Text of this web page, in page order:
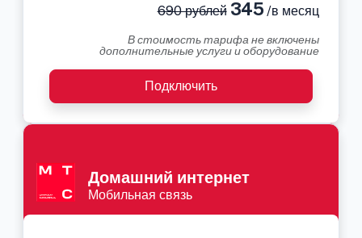
690 рублей345 /в месяц
В стоимость тарифа не включены
дополнительные услуги и оборудование
Подключить
Домашний интернет
Мобильная связь